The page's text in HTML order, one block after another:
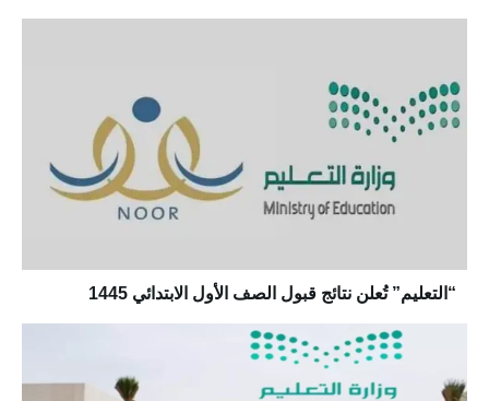
“التعليم” تُعلن نتائج قبول الصف الأول الابتدائي 1445